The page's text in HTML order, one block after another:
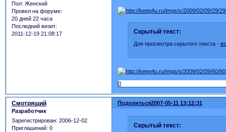
Пол: Женский
Провел на форуме:
20 дней 22 часа
Последний визит:
2011-12-19 21:08:17
Скрытый текст:
Для просмотра скрытого текста -
0
Поделиться2007-05-11 13:12:31
Смотрящий
Разработчик
Зарегистрирован: 2006-12-02
Приглашений: 0
Скрытый текст: